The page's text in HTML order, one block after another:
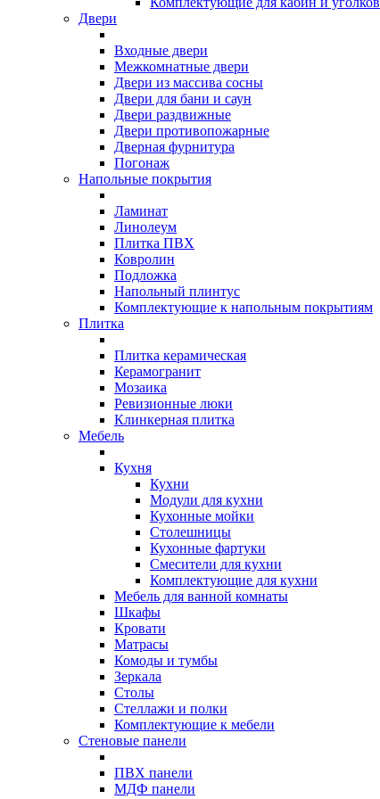
Двери
Входные двери
Межкомнатные двери
Двери из массива сосны
Двери для бани и саун
Двери раздвижные
Двери противопожарные
Дверная фурнитура
Погонаж
Напольные покрытия
Ламинат
Линолеум
Плитка ПВХ
Ковролин
Подложка
Напольный плинтус
Комплектующие к напольным покрытиям
Плитка
Плитка керамическая
Керамогранит
Мозаика
Ревизионные люки
Клинкерная плитка
Мебель
Кухня
Кухни
Модули для кухни
Кухонные мойки
Столешницы
Кухонные фартуки
Смесители для кухни
Комплектующие для кухни
Мебель для ванной комнаты
Шкафы
Кровати
Матрасы
Комоды и тумбы
Зеркала
Столы
Стеллажи и полки
Комплектующие к мебели
Стеновые панели
ПВХ панели
МДФ панели